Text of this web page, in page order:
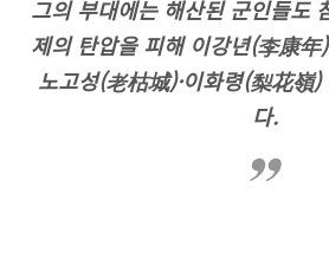
그의 부대에는 해산된 군인들도
제의 탄압을 피해 이강년(李康
노고성(老枯城)·이화령(梨花嶺
다.